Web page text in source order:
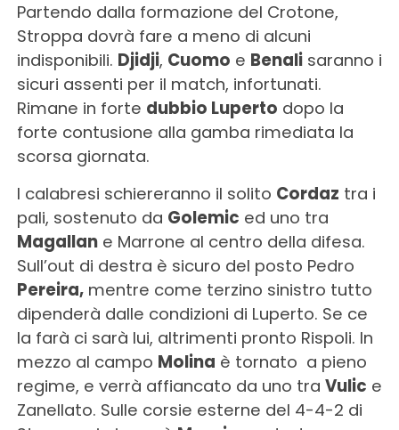
Partendo dalla formazione del Crotone,
Stroppa dovrà fare a meno di alcuni
indisponibili. Djidji, Cuomo e Benalisaranno i
sicuri assenti per il match, infortunati.
Rimane in forte dubbio Luperto dopo la
forte contusione alla gamba rimediata la
scorsa giornata.
I calabresi schiereranno il solito Cordaz tra i
pali, sostenuto da Golemic ed uno tra
Magallane Marrone al centro della difesa.
Sull’out di destra è sicuro del posto Pedro
Pereira,mentre come terzino sinistro tutto
dipenderà dalle condizioni di Luperto. Se ce
la farà ci sarà lui, altrimenti pronto Rispoli. In
mezzo al campo Molina è tornato a pieno
regime, e verrà affiancato da uno tra Vulic e
Zanellato. Sulle corsie esterne del 4-4-2 di